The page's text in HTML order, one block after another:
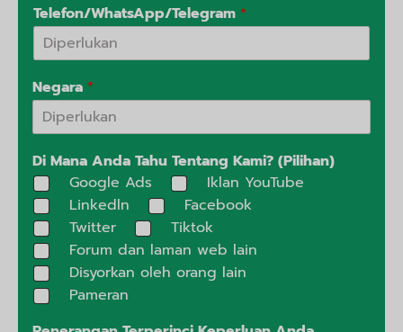
Telefon/WhatsApp/Telegram *
Negara *
Di Mana Anda Tahu Tentang Kami? (Pilihan)
Google Ads
Iklan YouTube
Linkedln
Facebook
Twitter
Tiktok
Forum dan laman web lain
Disyorkan oleh orang lain
Pameran